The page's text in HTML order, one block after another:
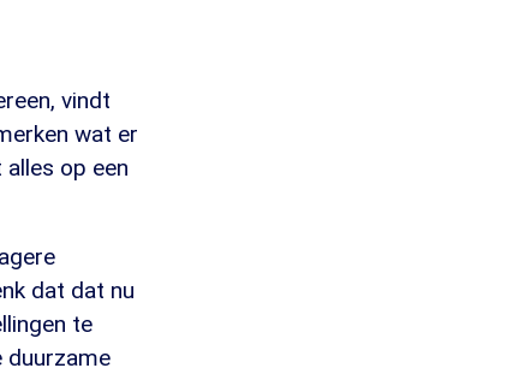
vindt
wat er
op een
dat dat nu
te
duurzame